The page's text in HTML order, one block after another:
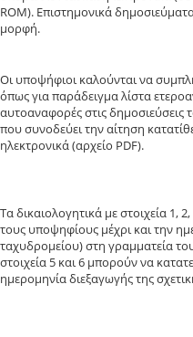
ROM). Επιστημονικά
μορφή.
Οι υποψήφιοι καλούνται να
όπως για παράδειγμα λίστα
αυτοαναφορές στις δημοσιεύσεις
που συνοδεύει την αίτηση
ηλεκτρονικά (αρχείο PDF).
Τα δικαιολογητικά με στοιχεία 1,
τους υποψηφίους μέχρι και την
ταχυδρομείου) στη γραμματεία
στοιχεία 5 και 6 μπορούν να
ημερομηνία διεξαγωγής της